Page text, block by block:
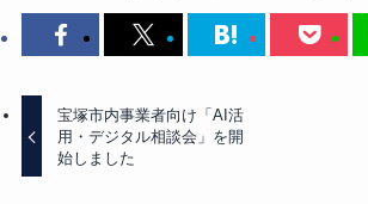
宝塚市内事業者向け「AI活
用・デジタル相談会」を開
始しました